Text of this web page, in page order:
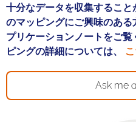
十分なデータを収集するこ
のマッピングにご興味のあ
プリケーションノートをご
ピングの詳細については、
Ask me